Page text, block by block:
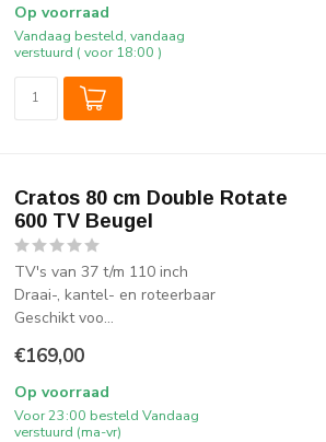
Op voorraad
Vandaag besteld, vandaag
verstuurd ( voor 18:00 )
Cratos 80 cm Double Rotate
600 TV Beugel
TV's van 37 t/m 110 inch
Draai-, kantel- en roteerbaar
Geschikt voo...
€169,00
Op voorraad
Voor 23:00 besteld Vandaag
verstuurd (ma-vr)